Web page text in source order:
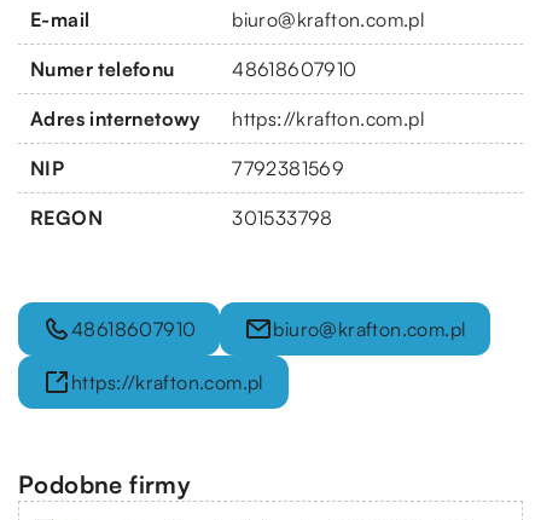
E-mail biuro@krafton.com.pl
Numer telefonu 48618607910
Adres internetowy https://krafton.com.pl
NIP 7792381569
REGON 301533798
48618607910 biuro@krafton.com.pl
https://krafton.com.pl
Podobne firmy